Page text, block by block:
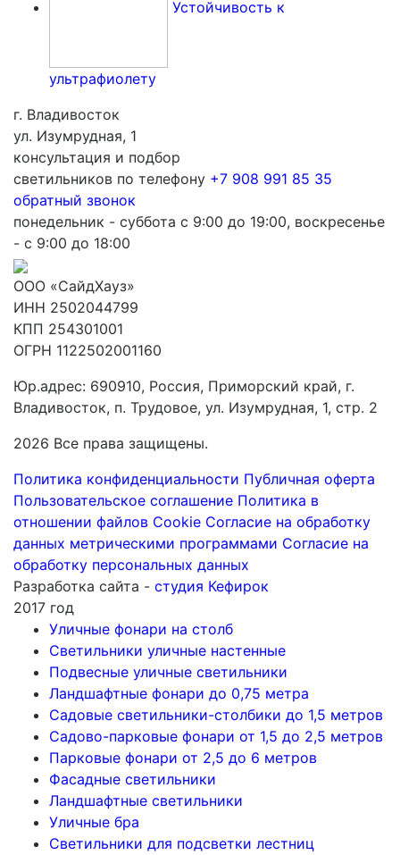
Устойчивость к
ультрафиолету
г. Владивосток
ул. Изумрудная, 1
консультация и подбор
светильников по телефону +7 908 991 85 35
обратный звонок
понедельник - суббота с 9:00 до 19:00, воскресенье
- с 9:00 до 18:00
ООО «СайдХауз»
ИНН 2502044799
КПП 254301001
ОГРН 1122502001160
Юр.адрес: 690910, Россия, Приморский край, г.
Владивосток, п. Трудовое, ул. Изумрудная, 1, стр. 2
2026 Все права защищены.
Политика конфиденциальности Публичная оферта
Пользовательское соглашение Политика в
отношении файлов Cookie Согласие на обработку
данных метрическими программами Согласие на
обработку персональных данных
Разработка сайта - студия Кефирок
2017 год
Уличные фонари на столб
Светильники уличные настенные
Подвесные уличные светильники
Ландшафтные фонари до 0,75 метра
Садовые светильники-столбики до 1,5 метров
Садово-парковые фонари от 1,5 до 2,5 метров
Парковые фонари от 2,5 до 6 метров
Фасадные светильники
Ландшафтные светильники
Уличные бра
Светильники для подсветки лестниц